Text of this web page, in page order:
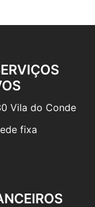
Vila do Conde
fixa